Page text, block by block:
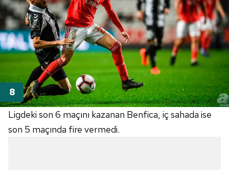
Ligdeki son 6 maçını kazanan Benfica, iç sahada ise
son 5 maçında fire vermedi.